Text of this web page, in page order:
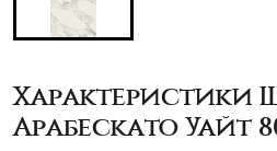
Характеристики
Арабескато Уайт